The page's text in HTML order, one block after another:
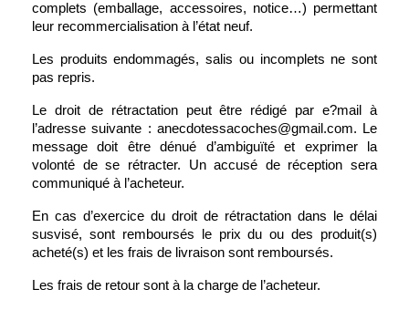
complets (emballage, accessoires, notice…) permettant
leur recommercialisation à l’état neuf.
Les produits endommagés, salis ou incomplets ne sont
pas repris.
Le droit de rétractation peut être rédigé par e?mail à
l’adresse suivante : anecdotessacoches@gmail.com. Le
message doit être dénué d’ambiguïté et exprimer la
volonté de se rétracter. Un accusé de réception sera
communiqué à l’acheteur.
En cas d’exercice du droit de rétractation dans le délai
susvisé, sont remboursés le prix du ou des produit(s)
acheté(s) et les frais de livraison sont remboursés.
Les frais de retour sont à la charge de l’acheteur.